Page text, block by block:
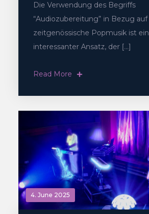
Die Verwendung des Begriffs
“Audiozubereitung” in Bezug auf
zeitgenössische Popmusik ist ein
interessanter Ansatz, der […]
Read More
4. June 2025